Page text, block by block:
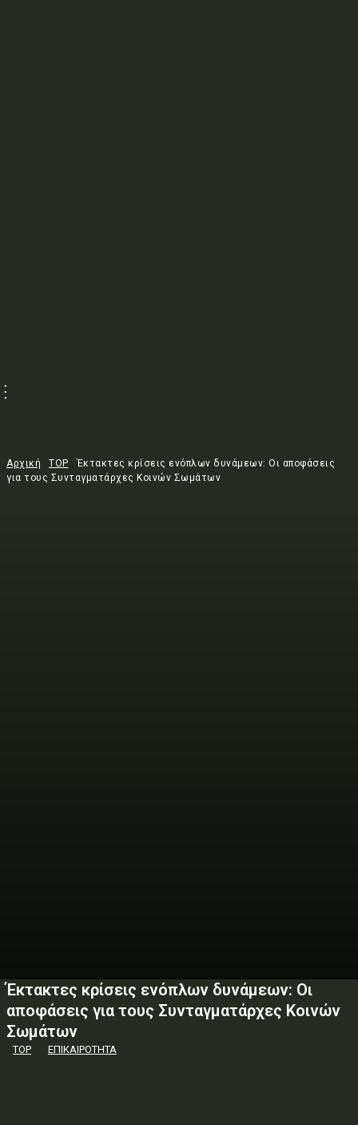
Αρχική TOP
Έκτακτες κρίσεις ενόπλων δυνάμεων: Οι αποφάσεις
για τους Συνταγματάρχες Κοινών Σωμάτων
Έκτακτες κρίσεις ενόπλων δυνάμεων: Οι
αποφάσεις για τους Συνταγματάρχες Κοινών
Σωμάτων
TOP ΕΠΙΚΑΙΡΟΤΗΤΑ